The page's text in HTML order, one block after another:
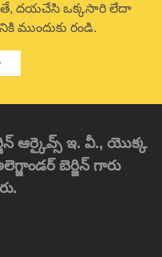
దయచేసి ఒక్కసారి లేదా
ముందుకు రండి.
ఆర్కైవ్స్ ఇ. వీ., యొక్క
బెర్జిన్ గారు